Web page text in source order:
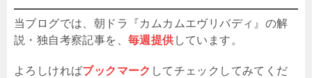
当ブログでは、朝ドラ『カムカムエヴリバディ』の解
説・独自考察記事を、 毎週提供 しています。
よろしければブックマーク してチェックしてみてくだ